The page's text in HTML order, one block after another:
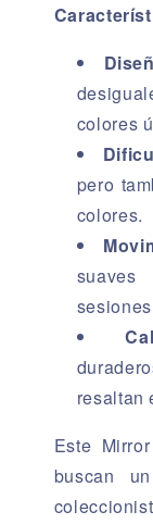
colores
pero
colores.
resaltan
Este
buscan